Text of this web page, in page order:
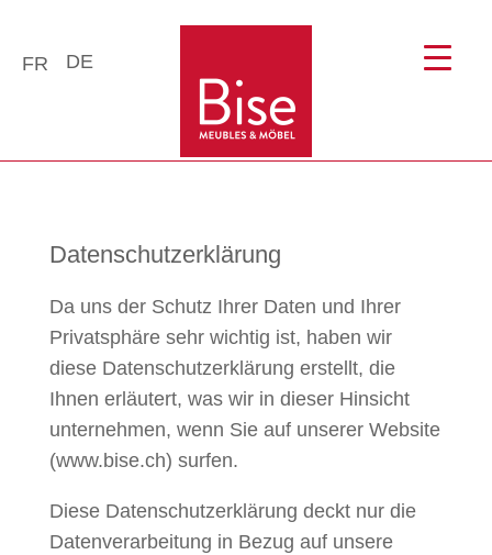
FR DE
Datenschutzerklärung
Da uns der Schutz Ihrer Daten und Ihrer
Privatsphäre sehr wichtig ist, haben wir
diese Datenschutzerklärung erstellt, die
Ihnen erläutert, was wir in dieser Hinsicht
unternehmen, wenn Sie auf unserer Website
(www.bise.ch) surfen.
Diese Datenschutzerklärung deckt nur die
Datenverarbeitung in Bezug auf unsere